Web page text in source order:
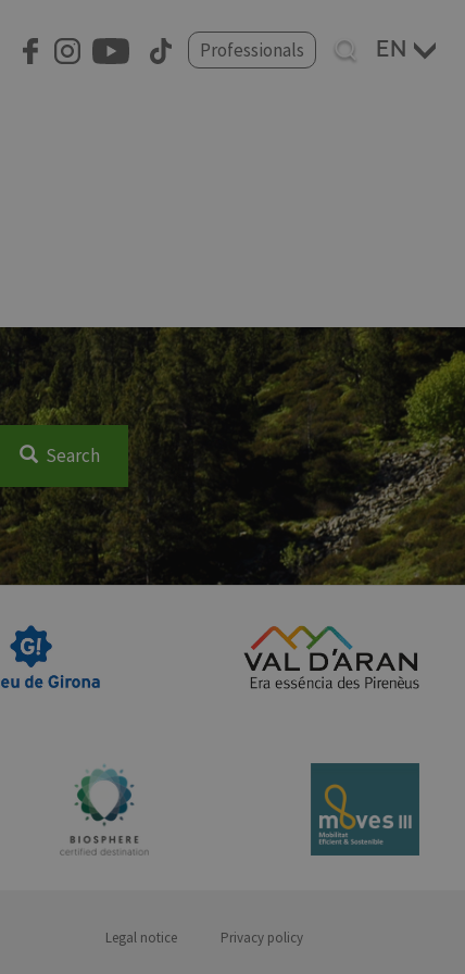
Professionals
Select
your
Search
Legal notice Privacy policy